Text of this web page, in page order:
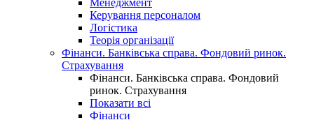
Менеджмент
Керування персоналом
Логістика
Теорія організації
Фінанси. Банківська справа. Фондовий ринок.
Страхування
Фінанси. Банківська справа. Фондовий
ринок. Страхування
Показати всі
Фінанси